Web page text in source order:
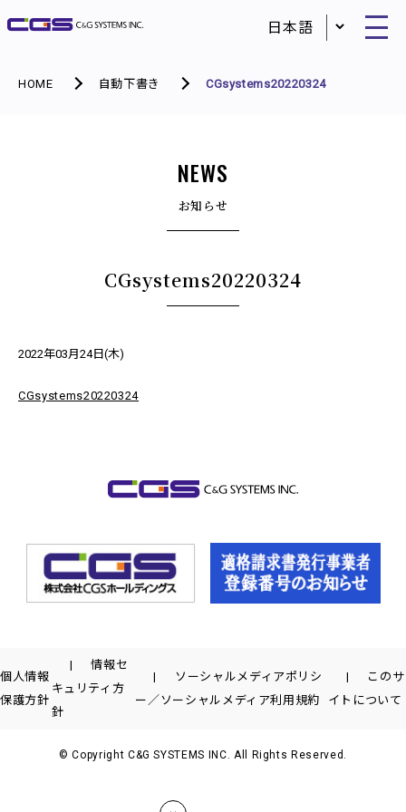
HOME 自動下書き CGsystems20220324
NEWS
お知らせ
CGsystems20220324
2022年03月24日(木)
CGsystems20220324
個人情報
保護方針
情報セ
キュリティ方
針
ソーシャルメディアポリシ
ー／ソーシャルメディア利用規約
このサ
イトについて
© Copyright C&G SYSTEMS INC. All Rights Reserved.